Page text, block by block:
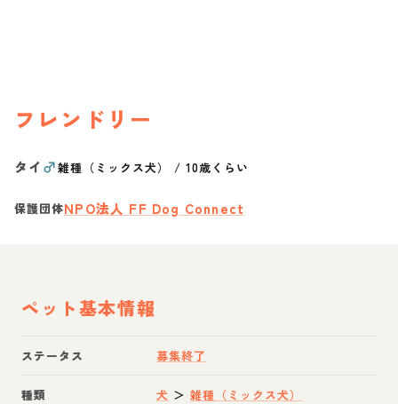
フレンドリー
タイ♂雑種（ミックス犬） /10歳くらい
保護団体NPO法人 FF Dog Connect
ペット基本情報
ステータス 募集終了
種類 犬 ＞雑種（ミックス犬）